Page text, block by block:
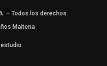
– Todos los derechos
Maitena